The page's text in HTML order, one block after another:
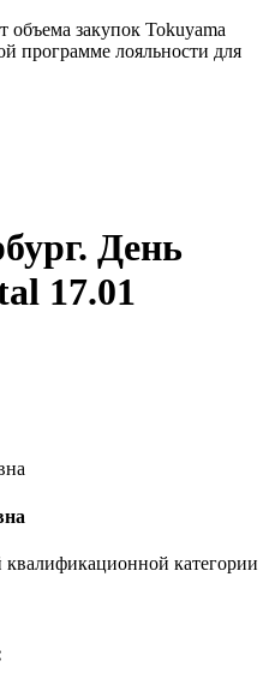
объема закупок Tokuyama
программе лояльности для
День
17.01
категории